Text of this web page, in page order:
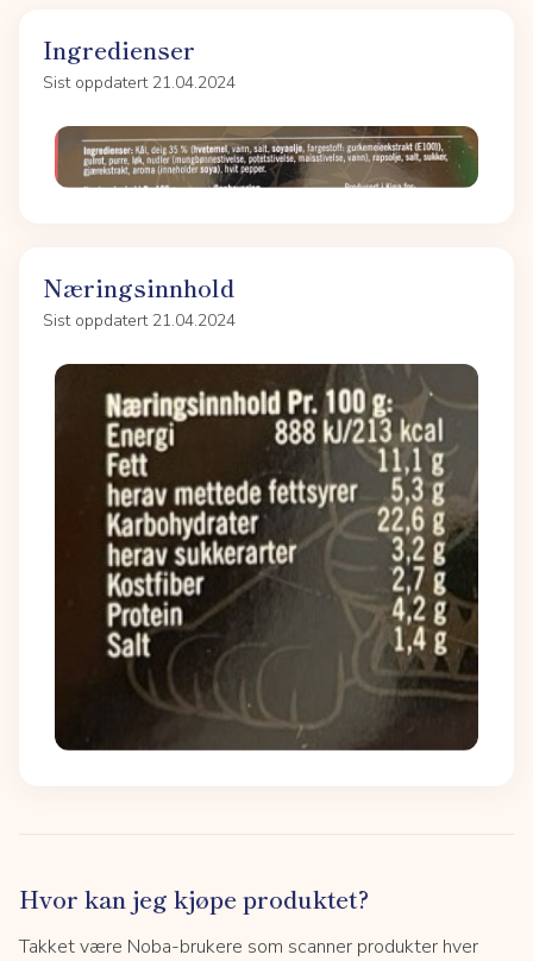
Ingredienser
Sist oppdatert 21.04.2024
Næringsinnhold
Sist oppdatert 21.04.2024
Hvor kan jeg kjøpe produktet?
Takket være Noba-brukere som scanner produkter hver